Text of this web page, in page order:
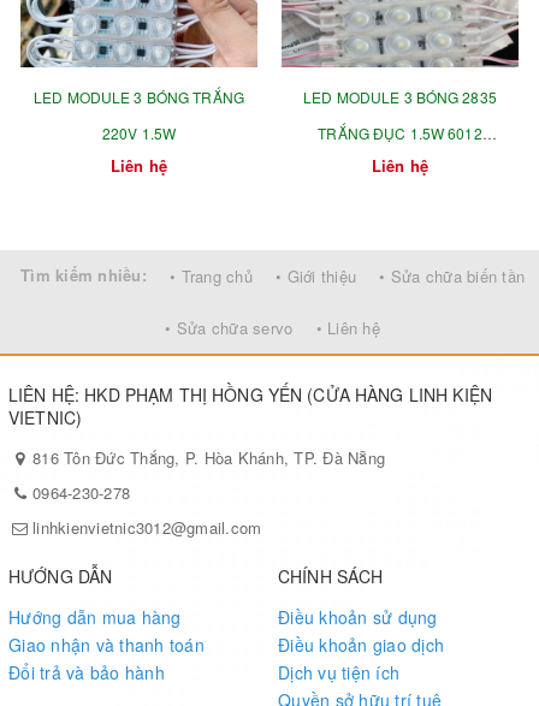
Thông số kỹ thuật :
►Màu sắc : Trắng ấm
►Kích thước : 60x11mm
►
►Công suất : 1.5W/Module
Điện áp sử dụng : Nguồn 12v
LED MODULE 3 BÓNG TRẮNG
220V 1.5W
Liên hệ
LED MODULE 3 BÓNG 2835
TRẮNG ĐỤC 1.5W 6012
SAMSUNG
Liên hệ
Tìm kiếm nhiều: • Trang chủ • Giới thiệu • Sửa chữa biến tần
• Sửa chữa servo • Liên hệ
LIÊN HỆ: HKD PHẠM THỊ HỒNG YẾN (CỬA HÀNG LINH KIỆN
VIETNIC)
816 Tôn Đức Thắng, P. Hòa Khánh, TP. Đà Nẵng
0964-230-278
linhkienvietnic3012@gmail.com
HƯỚNG DẪN
Hướng dẫn mua hàng
Giao nhận và thanh toán
Đổi trả và bảo hành
CHÍNH SÁCH
Điều khoản sử dụng
Điều khoản giao dịch
Dịch vụ tiện ích
Quyền sở hữu trí tuệ